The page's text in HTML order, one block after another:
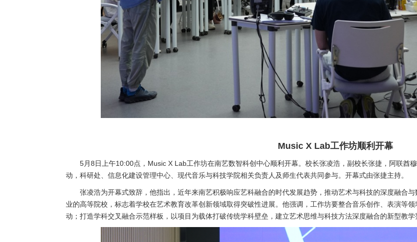
Music X Lab工作坊顺利开幕
5月8日上午10:00点，Music X Lab工作坊在南艺数智科创中心顺利开幕。校长张凌浩，副校长张捷，阿联酋
动，科研处、信息化建设管理中心、现代音乐与科技学院相关负责人及师生代表共同参与。开幕式由张捷主持。
张凌浩为开幕式致辞，他指出，近年来南艺积极响应艺科融合的时代发展趋势，推动艺术与科技的深度融合
业的高等院校，标志着学校在艺术教育改革创新领域取得突破性进展。他强调，工作坊要整合音乐创作、表演等
动；打造学科交叉融合示范样板，以项目为载体打破传统学科壁垒，建立艺术思维与科技方法深度融合的新型教学